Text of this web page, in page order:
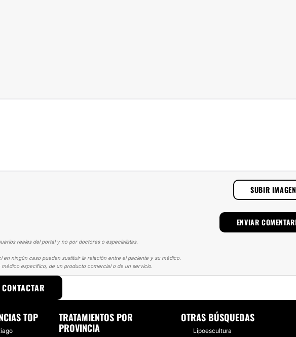
SUBIR IMAGEN
reales del portal y no por doctores o especialistas.
ningún caso pueden sustituir la relación entre el paciente y su médico.
específico, de un producto comercial o de un servicio.
CONTACTAR
SOBRE AUMENTO MAMARIO
TOP
TRATAMIENTOS POR
PROVINCIA
OTRAS BÚSQUEDAS
Lipoescultura